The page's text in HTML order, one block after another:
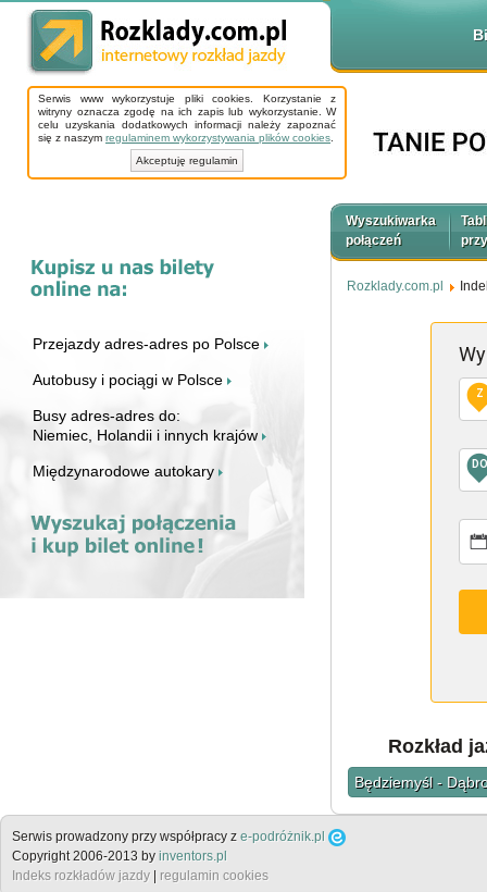
Serwis www wykorzystuje pliki cookies. Korzystanie z
witryny oznacza zgodę na ich zapis lub wykorzystanie. W
celu uzyskania dodatkowych informacji należy zapoznać
się z naszym regulaminem wykorzystywania plików cookies
Akceptuję regulamin
Przejazdy adres-adres po Polsce
Autobusy i pociągi w Polsce
Busy adres-adres do:
Niemiec, Holandii i innych krajów
Międzynarodowe autokary
Wyszukiwarka
połączeń
Rozklady.com.pl
Z
DO
Rozkład
Będziemyśl -
Serwis prowadzony przy współpracy z e-podróżnik.pl
Copyright 2006-2013 by inventors.pl
Indeks rozkładów jazdy | regulamin cookies